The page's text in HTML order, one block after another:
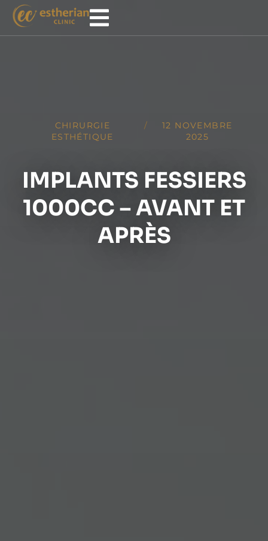
CHIRURGIE
ESTHÉTIQUE
/
12 NOVEMBRE
2025
IMPLANTS FESSIERS
1000CC – AVANT ET
APRÈS